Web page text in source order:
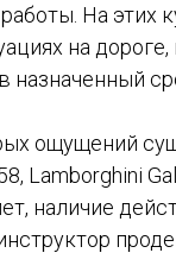
На этих
на
назначенный
ощущений
Lamborghini
наличие